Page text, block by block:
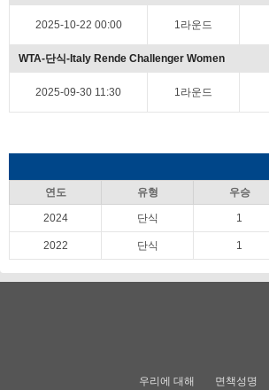
2025-10-22 00:00 1라운드
WTA-단식-Italy Rende Challenger Women
2025-09-30 11:30 1라운드
연도 유형 우승
2024 단식 1
2022 단식 1
우리에 대해 면책성명